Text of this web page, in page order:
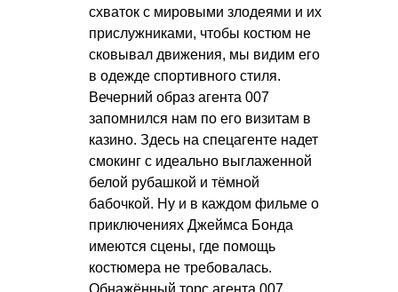
схваток с мировыми злодеями и их
прислужниками, чтобы костюм не
сковывал движения, мы видим его
в одежде спортивного стиля.
Вечерний образ агента 007
запомнился нам по его визитам в
казино. Здесь на спецагенте надет
смокинг с идеально выглаженной
белой рубашкой и тёмной
бабочкой. Ну и в каждом фильме о
приключениях Джеймса Бонда
имеются сцены, где помощь
костюмера не требовалась.